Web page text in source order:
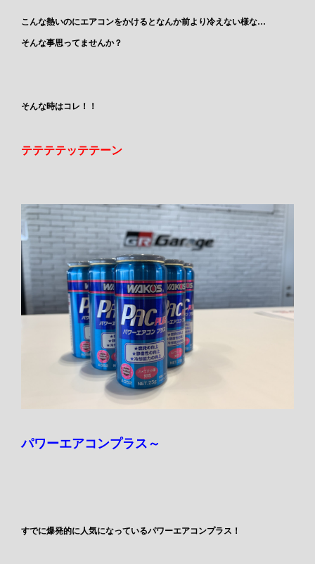
こんな熱いのにエアコンをかけるとなんか前より冷えない様な…
そんな事思ってませんか？
そんな時はコレ！！
テテテテッテテーン
パワーエアコンプラス～
すでに爆発的に人気になっているパワーエアコンプラス！